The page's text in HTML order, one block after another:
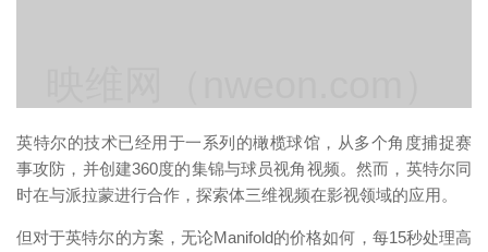
英特尔的技术已经用于一系列的橄榄球馆，从多个角度捕捉赛
事攻防，并创建360度的集锦与球员视角视频。然而，英特尔同
时在与派拉蒙进行合作，探索体三维视频在影视领域的应用。
但对于英特尔的方案，无论Manifold的价格如何，每15秒处理高